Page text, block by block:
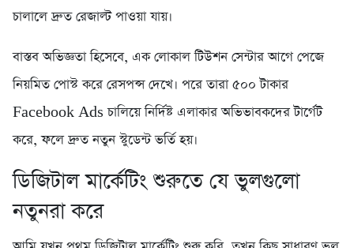
চালালে দ্রুত রেজাল্ট পাওয়া যায়।
বাস্তব অভিজ্ঞতা হিসেবে, এক লোকাল টিউশন সেন্টার আগে পেজে
নিয়মিত পোস্ট করে রেসপন্স দেখে। পরে তারা ৫০০ টাকার
Facebook Ads চালিয়ে নির্দিষ্ট এলাকার অভিভাবকদের টার্গেট
করে, ফলে দ্রুত নতুন স্টুডেন্ট ভর্তি হয়।
ডিজিটাল মার্কেটিং শুরুতে যে ভুলগুলো
নতুনরা করে